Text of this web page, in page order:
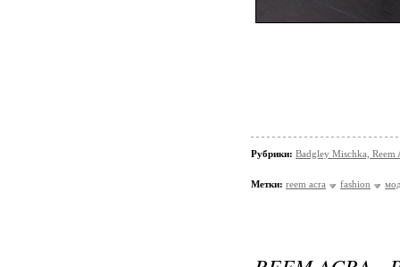
Рубрики: Badgley Mischka, Reem
Метки: reem acra fashion